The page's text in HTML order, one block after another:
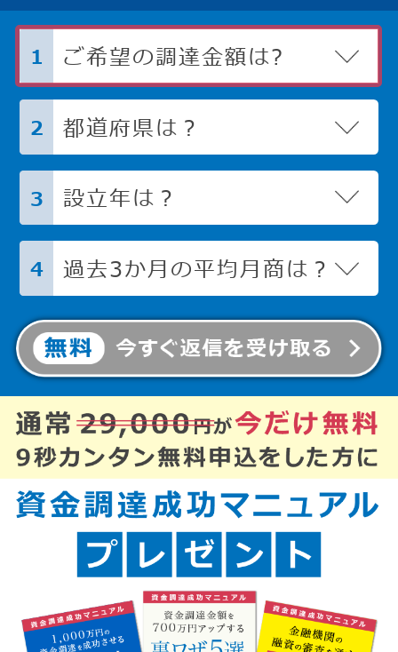
1 ご希望の調達金額は?
2 都道府県は？
3 設立年は？
4 過去3か月の平均月商は？